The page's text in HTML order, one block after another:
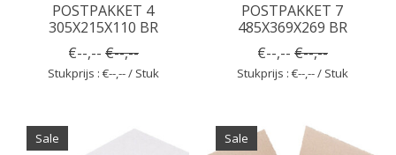
POSTPAKKET 4
305X215X110 BR
€--,-- €--,--
Stukprijs : €--,-- / Stuk
POSTPAKKET 7
485X369X269 BR
€--,-- €--,--
Stukprijs : €--,-- / Stuk
Sale Sale